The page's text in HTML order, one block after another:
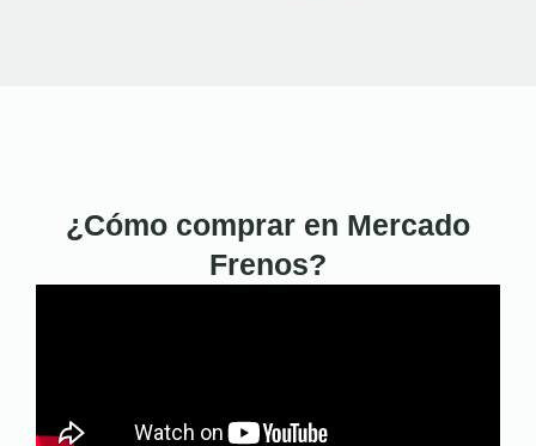
¿Cómo comprar en Mercado
Frenos?